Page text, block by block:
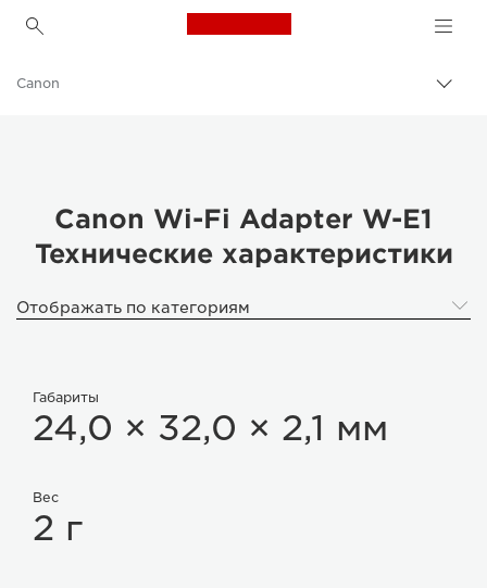
Canon Logo, back to
Canon
Canon Wi-Fi Adapter W-E1
Технические характеристики
Отображать по категориям
Габариты
24,0 × 32,0 × 2,1 мм
Вес
2 г